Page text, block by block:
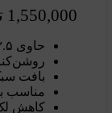
1,550,000
حاوی ۳.۵٪ ویتامین C خالص
بافت
مناسب
کاهش